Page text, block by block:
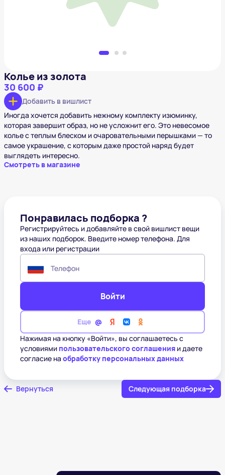
Колье из золота
30 600 ₽
Добавить в вишлист
Иногда хочется добавить нежному комплекту изюминку,
которая завершит образ, но не усложнит его. Это невесомое
колье с теплым блеском и очаровательными перышками — то
самое украшение, с которым даже простой наряд будет
выглядеть интересно.
Смотреть в магазине
Понравилась подборка ?
Регистрируйтесь и добавляйте в свой вишлист вещи
из наших подборок. Введите номер телефона. Для
входа или регистрации
Телефон
Войти
Еще
Нажимая на кнопку «Войти», вы соглашаетесь с
условиями пользовательского соглашения и даете
согласие на обработку персональных данных
Вернуться Следующая подборка